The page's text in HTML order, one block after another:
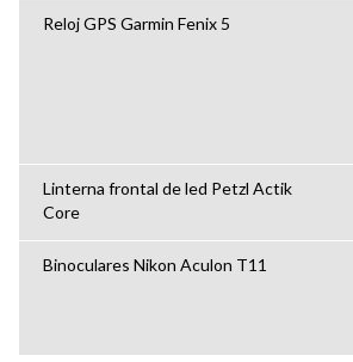
Reloj GPS Garmin Fenix 5
Linterna frontal de led Petzl Actik
Core
Binoculares Nikon Aculon T11